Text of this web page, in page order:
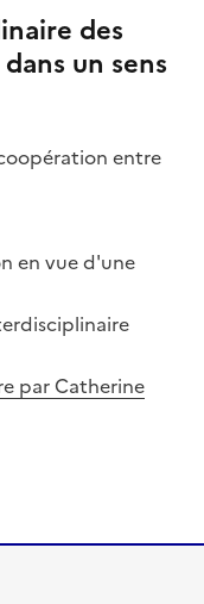
des
un sens
entre
en vue d'une
par Catherine